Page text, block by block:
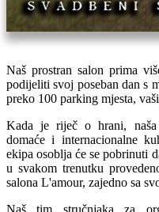
Naš prostran salon prima
podijeliti svoj poseban dan s
preko 100 parking mjesta,
Kada je riječ o hrani, naša
domaće i internacionalne
ekipa osoblja će se pobrinuti
u svakom trenutku
salona L'amour, zajedno sa
Naš tim stručnjaka za